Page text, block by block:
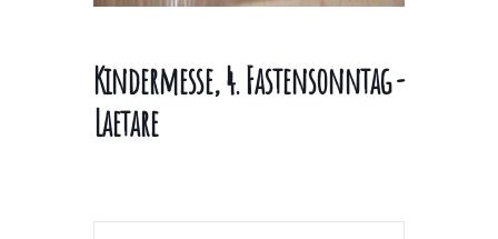
Kindermesse, 4. Fastensonntag -
Laetare